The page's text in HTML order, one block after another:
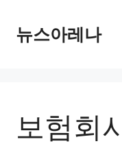
뉴스아레나
보험회